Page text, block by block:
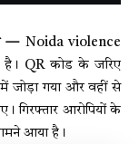
— Noida violence
है। QR कोड के जरिए
में जोड़ा गया और वहीं से
गिरफ्तार आरोपियों के
आया है।